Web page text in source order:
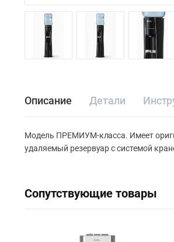
Описание Детали
Модель ПРЕМИУМ-класса. Имеет
удаляемый резервуар с системой
Сопутствующие товары